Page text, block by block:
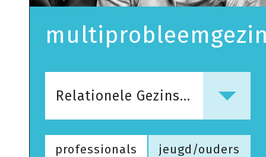
Relationele Gezinstherapie
professionals jeugd/ouders